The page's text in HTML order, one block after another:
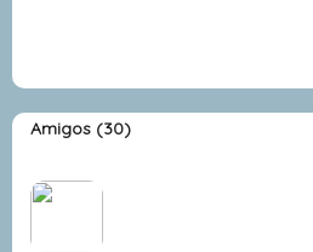
Amigos (30)